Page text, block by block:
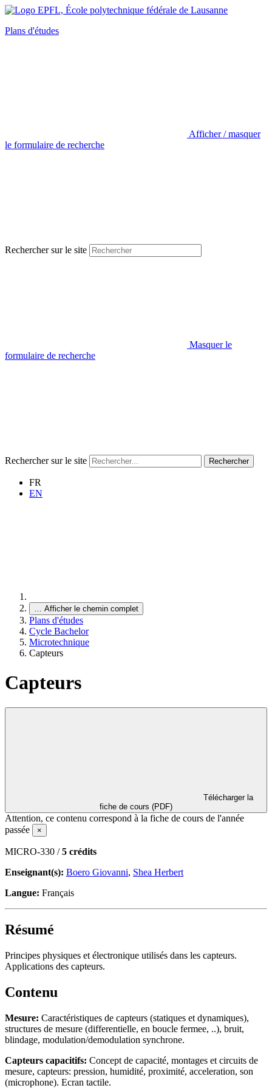
Plans d'études
Afficher / masquer
le formulaire de recherche
Rechercher sur le site
Masquer le
formulaire de recherche
Rechercher sur le site Rechercher
FR
EN
… Afficher le chemin complet
Plans d'études
Cycle Bachelor
Microtechnique
Capteurs
Capteurs
fiche de cours (PDF)
Attention, ce contenu correspond à la fiche de cours de l'année
passée
×
MICRO-330 /5 crédits
Enseignant(s): Boero Giovanni, Shea Herbert
Langue: Français
Résumé
Principes physiques et électronique utilisés dans les capteurs.
Applications des capteurs.
Contenu
Mesure: Caractéristiques de capteurs (statiques et dynamiques),
structures de mesure (differentielle, en boucle fermee, ..), bruit,
blindage, modulation/demodulation synchrone.
Capteurs capacitifs: Concept de capacité, montages et circuits de
mesure, capteurs: pression, humidité, proximité, acceleration, son
(microphone). Ecran tactile.